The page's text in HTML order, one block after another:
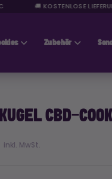
🚚 KOSTENLOSE LIEFERUNG
Zubehör
CBD-
inkl. MwSt.